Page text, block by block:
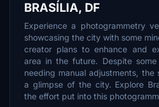
BRASÍLIA, DF
Experience a photogrammetry
showcasing the city with some
creator plans to enhance and
area in the future. Despite
needing manual adjustments, the
a glimpse of the city. Explore
the effort put into this